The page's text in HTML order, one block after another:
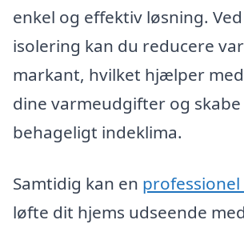
enkel og effektiv løsning.
isolering kan du reducere
markant, hvilket hjælper
dine varmeudgifter og
behageligt indeklima.
Samtidig kan en professionel
løfte dit hjems udseende